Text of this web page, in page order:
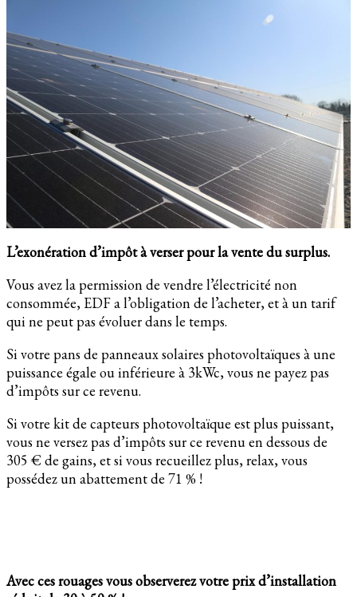
L’exonération d’impôt à verser pour la vente du surplus.
Vous avez la permission de vendre l’électricité non
consommée, EDF a l’obligation de l’acheter, et à un tarif
qui ne peut pas évoluer dans le temps.
Si votre pans de panneaux solaires photovoltaïques à une
puissance égale ou inférieure à 3kWc, vous ne payez pas
d’impôts sur ce revenu.
Si votre kit de capteurs photovoltaïque est plus puissant,
vous ne versez pas d’impôts sur ce revenu en dessous de
305 € de gains, et si vous recueillez plus, relax, vous
possédez un abattement de 71 % !
Avec ces rouages vous observerez votre prix d’installation